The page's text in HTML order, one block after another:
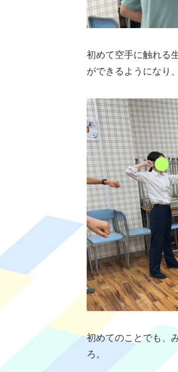
初めて空手に触れる
ができるようになり
初めてのことでも、
ろ。